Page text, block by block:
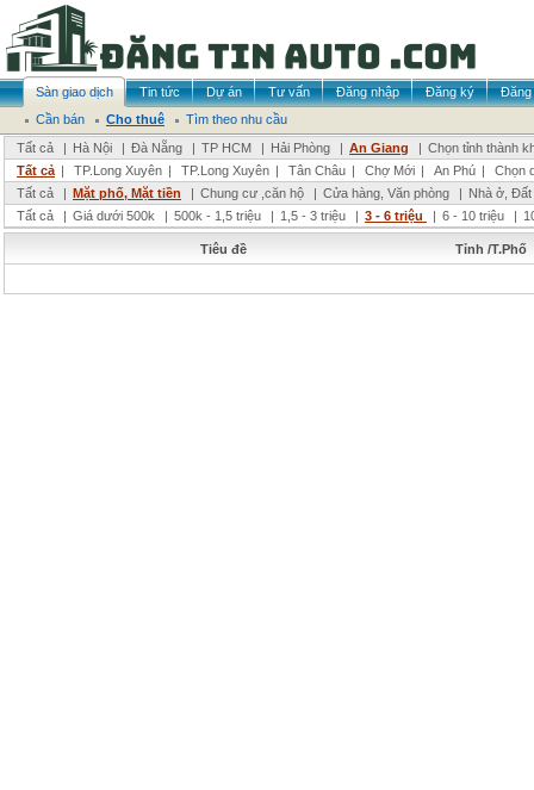
Sàn giao dịch Tin tức Dự án Tư vấn Đăng nhập Đăng ký
Đăng
Cần bán
Cho thuê
Tìm theo nhu cầu
Tất cả
| Hà Nội | Đà Nẵng | TP HCM | Hải Phòng | An Giang | Chọn tỉnh thành
Tất cả | TP.Long Xuyên | TP.Long Xuyên | Tân Châu | Chợ Mới | An Phú |
Chọn
Tất cả
| Mặt phố, Mặt tiền | Chung cư ,căn hộ | Cửa hàng, Văn phòng | Nhà ở,
Tất cả
| Giá dưới 500k | 500k - 1,5 triệu | 1,5 - 3 triệu | 3 - 6 triệu | 6 - 10 triệu |
Tiêu đề Tỉnh /T.Phố